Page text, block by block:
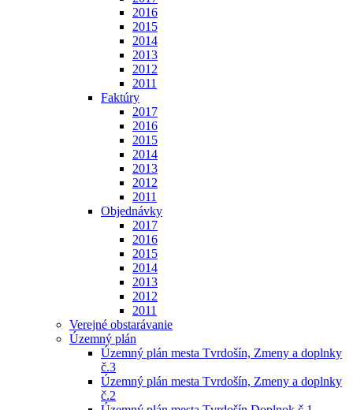
2016
2015
2014
2013
2012
2011
Faktúry
2017
2016
2015
2014
2013
2012
2011
Objednávky
2017
2016
2015
2014
2013
2012
2011
Verejné obstarávanie
Územný plán
Územný plán mesta Tvrdošín, Zmeny a doplnky
č.3
Územný plán mesta Tvrdošín, Zmeny a doplnky
č.2